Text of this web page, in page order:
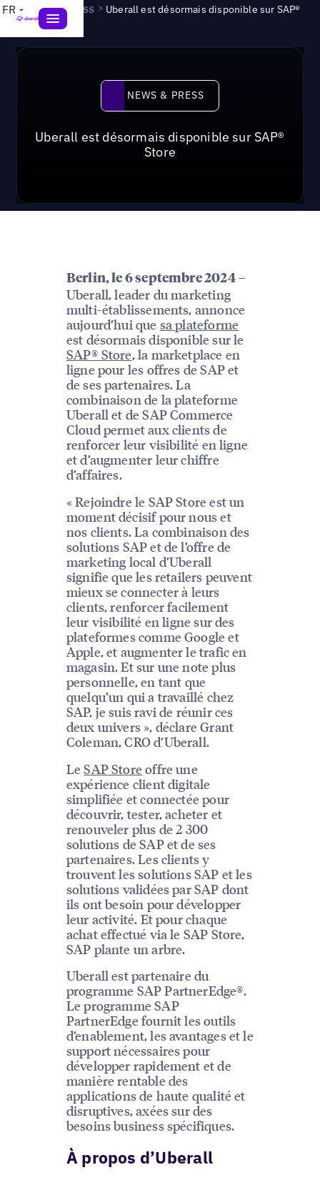
FR News & Press > Uberall est désormais disponible sur SAP®
Store
News & Press
NEWS & PRESS
Uberall est désormais disponible sur SAP®
Store
Berlin, le 6 septembre 2024–
Uberall, leader du marketing
multi-établissements, annonce
aujourd’hui que sa plateforme
est désormais disponible sur le
SAP® Store, la marketplace en
ligne pour les offres de SAP et
de ses partenaires. La
combinaison de la plateforme
Uberall et de SAP Commerce
Cloud permet aux clients de
renforcer leur visibilité en ligne
et d’augmenter leur chiffre
d’affaires.
« Rejoindre le SAP Store est un
moment décisif pour nous et
nos clients. La combinaison des
solutions SAP et de l’offre de
marketing local d’Uberall
signifie que les retailers peuvent
mieux se connecter à leurs
clients, renforcer facilement
leur visibilité en ligne sur des
plateformes comme Google et
Apple, et augmenter le trafic en
magasin. Et sur une note plus
personnelle, en tant que
quelqu’un qui a travaillé chez
SAP, je suis ravi de réunir ces
deux univers », déclare Grant
Coleman, CRO d’Uberall.
LeSAP Store offre une
expérience client digitale
simplifiée et connectée pour
découvrir, tester, acheter et
renouveler plus de 2 300
solutions de SAP et de ses
partenaires. Les clients y
trouvent les solutions SAP et les
solutions validées par SAP dont
ils ont besoin pour développer
leur activité. Et pour chaque
achat effectué via le SAP Store,
SAP plante un arbre.
Uberall est partenaire du
programme SAP PartnerEdge®.
Le programme SAP
PartnerEdge fournit les outils
d’enablement, les avantages et le
support nécessaires pour
développer rapidement et de
manière rentable des
applications de haute qualité et
disruptives, axées sur des
besoins business spécifiques.
À propos d’Uberall